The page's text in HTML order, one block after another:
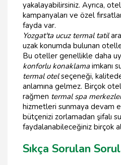
yakalayabilirsiniz. Ayrıca,
kampanyaları ve özel
fayda var.
Yozgat'ta ucuz termal tatil
uzak konumda bulunan
Bu oteller genellikle daha
konforlu konaklamaimkanı
termal otelseçeneği,
anlamına gelmez. Birçok
rağmen termal spa
hizmetleri sunmaya devam
bütçenizi zorlamadan şifalı
faydalanabileceğiniz birçok
Sıkça Sorulan